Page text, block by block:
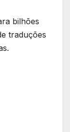
bilhões
traduções